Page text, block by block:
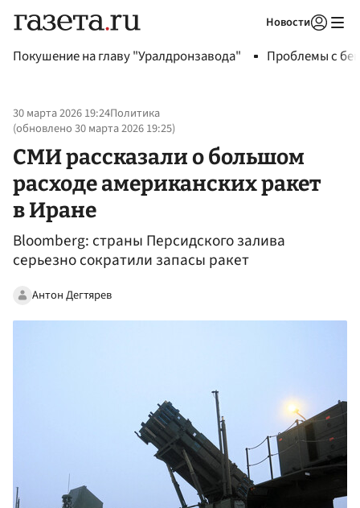
Новости
Покушение на главу "Уралдронзавода" Проблемы с
30 марта 2026 19:24Политика
(обновлено30 марта 2026 19:25)
СМИ рассказали о большом
расходе американских ракет
в Иране
Bloomberg: страны Персидского залива
серьезно сократили запасы ракет
Антон Дегтярев